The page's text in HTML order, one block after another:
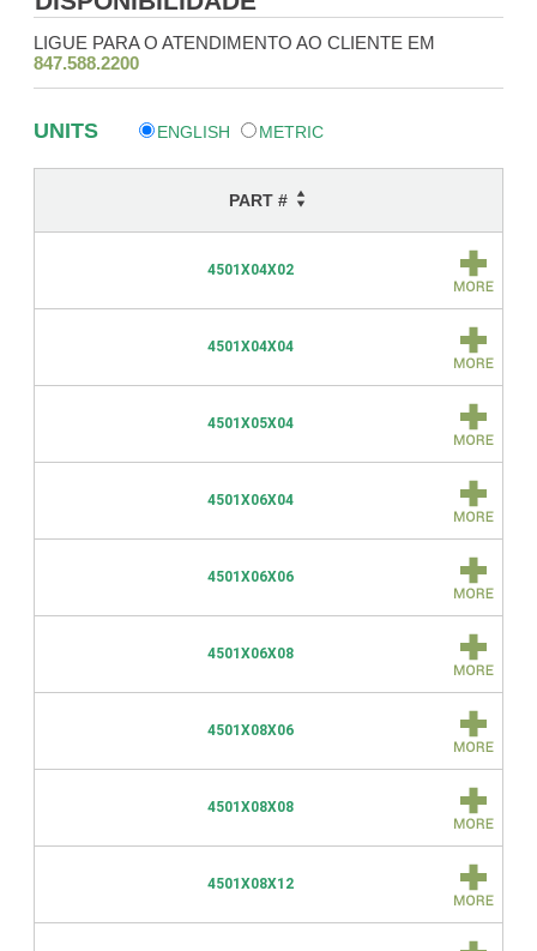
LIGUE PARA O ATENDIMENTO AO CLIENTE EM
847.588.2200
UNITS ENGLISH METRIC
PART #
4501X04X02
4501X04X04
4501X05X04
4501X06X04
4501X06X06
4501X06X08
4501X08X06
4501X08X08
4501X08X12